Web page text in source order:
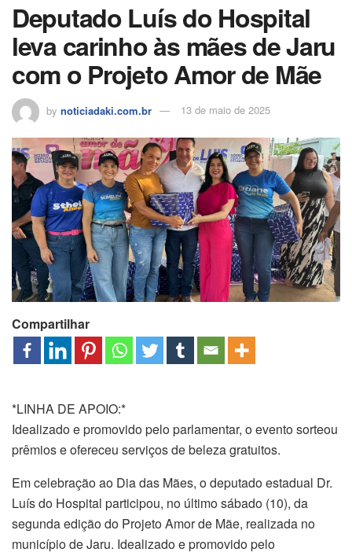
Deputado Luís do Hospital
leva carinho às mães de Jaru
com o Projeto Amor de Mãe
by noticiadaki.com.br 13 de maio de 2025
Compartilhar
*LINHA DE APOIO:*
Idealizado e promovido pelo parlamentar, o evento sorteou
prêmios e ofereceu serviços de beleza gratuitos.
Em celebração ao Dia das Mães, o deputado estadual Dr.
Luís do Hospital participou, no último sábado (10), da
segunda edição do Projeto Amor de Mãe, realizada no
município de Jaru. Idealizado e promovido pelo